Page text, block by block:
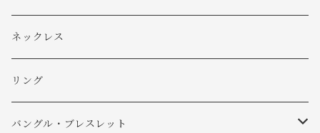
イヤリング
ネックレス
リング
バングル・ブレスレット